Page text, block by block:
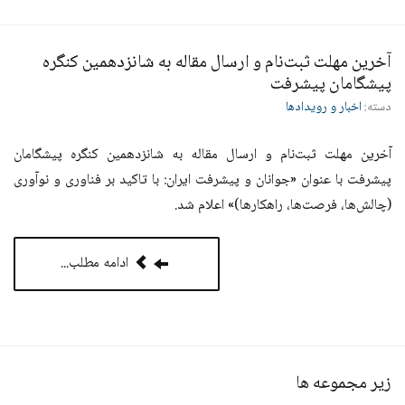
آخرین مهلت ثبت‌نام و ارسال مقاله به شانزدهمین کنگره
پیشگامان پیشرفت
دسته:اخبار و رویدادها
آخرین مهلت ثبت‌نام و ارسال مقاله به شانزدهمین کنگره پیشگامان
پیشرفت با عنوان «جوانان و پیشرفت ایران: با تاکید بر فناوری و نوآوری
(چالش‌ها، فرصت‌ها، راهکارها)» اعلام شد.
ادامه مطلب...
زیر مجموعه ها